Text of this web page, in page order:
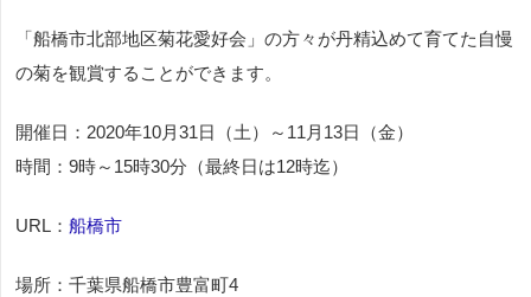
「船橋市北部地区菊花愛好会」の方々が丹精込めて育てた自慢
の菊を観賞することができます。
開催日：2020年10月31日（土）～11月13日（金）
時間：9時～15時30分（最終日は12時迄）
URL： 船橋市
場所：千葉県船橋市豊富町4